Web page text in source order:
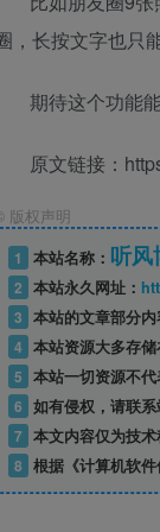
，长按文字也只
期待这个功能
原文链接：
版权声明
1
本站名称： 听风
2 本站永久网址：
3 本站的文章部分
4 本站资源大多存储
5 本站一切资源不
6 如有侵权，请联系
7 本文内容仅为技
8 根据《计算机软